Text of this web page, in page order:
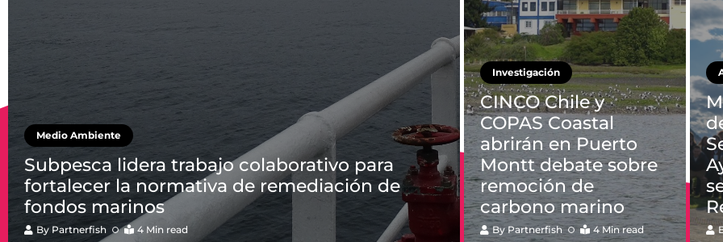
Medio Ambiente
Subpesca lidera trabajo colaborativo para
fortalecer la normativa de remediación de
fondos marinos
By Partnerfish 4 Min read
Investigación
CINCO Chile y
COPAS Coastal
abrirán en Puerto
Montt debate sobre
remoción de
carbono marino
ByPartnerfish 4 Min read